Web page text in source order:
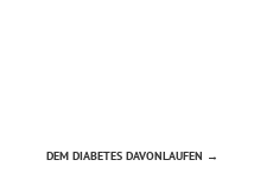
DEM DIABETES DAVONLAUFEN →